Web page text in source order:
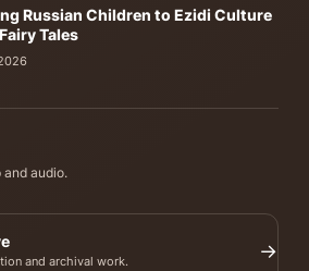
Russian Children to Ezidi Culture
Tales
and audio.
and archival work. →